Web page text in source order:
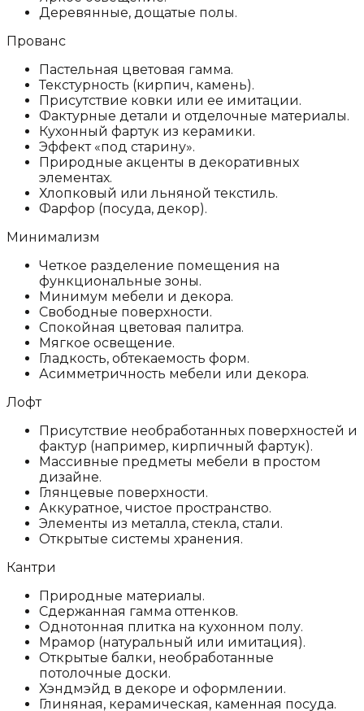
Деревянные, дощатые полы.
Прованс
Пастельная цветовая гамма.
Текстурность (кирпич, камень).
Присутствие ковки или ее имитации.
Фактурные детали и отделочные материалы.
Кухонный фартук из керамики.
Эффект «под старину».
Природные акценты в декоративных
элементах.
Хлопковый или льняной текстиль.
Фарфор (посуда, декор).
Минимализм
Четкое разделение помещения на
функциональные зоны.
Минимум мебели и декора.
Свободные поверхности.
Спокойная цветовая палитра.
Мягкое освещение.
Гладкость, обтекаемость форм.
Асимметричность мебели или декора.
Лофт
Присутствие необработанных поверхностей и
фактур (например, кирпичный фартук).
Массивные предметы мебели в простом
дизайне.
Глянцевые поверхности.
Аккуратное, чистое пространство.
Элементы из металла, стекла, стали.
Открытые системы хранения.
Кантри
Природные материалы.
Сдержанная гамма оттенков.
Однотонная плитка на кухонном полу.
Мрамор (натуральный или имитация).
Открытые балки, необработанные
потолочные доски.
Хэндмэйд в декоре и оформлении.
Глиняная, керамическая, каменная посуда.